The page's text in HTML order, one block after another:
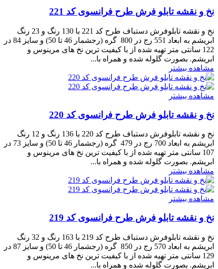
نخ و نقشه تابلو فرش طرح فرانسوی کد 221
نخ و نقشه تابلوفرش دستباف طرح کد 221 با 130 رنگ و 23 رنگ
ابریشم به ابعاد 551 رج در 800 گره (رجشمار 46 تا 50) و سایز 84 در
122 سانتی متر تهیه شده از با کیفیت ترین نخ های مرینوس و
ابریشم. بصورت گلوله شده و همراه با...
مشاهده بیشتر
مشاهده بیشتر
نخ و نقشه تابلو فرش طرح فرانسوی کد 220
نخ و نقشه تابلوفرش دستباف طرح کد 220 با 136 رنگ و 12 رنگ
ابریشم به ابعاد 700 رج در 479 گره (رجشمار 46 تا 50) و سایز 73 در
107 سانتی متر تهیه شده از با کیفیت ترین نخ های مرینوس و
ابریشم. بصورت گلوله شده و همراه با...
مشاهده بیشتر
مشاهده بیشتر
نخ و نقشه تابلو فرش طرح فرانسوی کد 219
نخ و نقشه تابلوفرش دستباف طرح کد 219 با 163 رنگ و 32 رنگ
ابریشم به ابعاد 570 رج در 850 گره (رجشمار 46 تا 50) و سایز 87 در
129 سانتی متر تهیه شده از با کیفیت ترین نخ های مرینوس و
ابریشم. بصورت گلوله شده و همراه با...